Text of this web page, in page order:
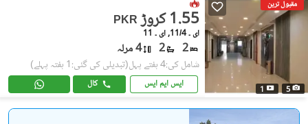
مقبول ترین
5
1
PKR 1.55 کروڑ
ای ۔ 11/4, ای ۔ 11
2
2 4 مرلہ
شامل کی:4 ہفتے پہل (تبدیلی کی گئی:1 ہفتہ پہلے)
ایس ایم ایس کال